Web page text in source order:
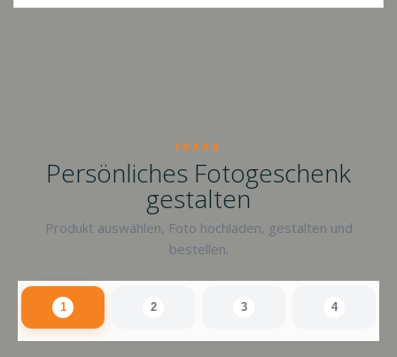
raxxa
Persönliches Fotogeschenk
gestalten
Produkt auswählen, Foto hochladen, gestalten und
bestellen.
1 2 3 4